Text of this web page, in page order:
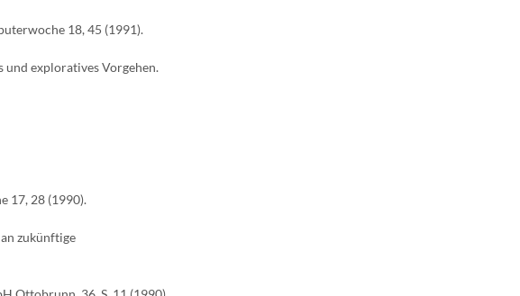
18, 45 (1991).
und exploratives Vorgehen.
17, 28 (1990).
zukünftige